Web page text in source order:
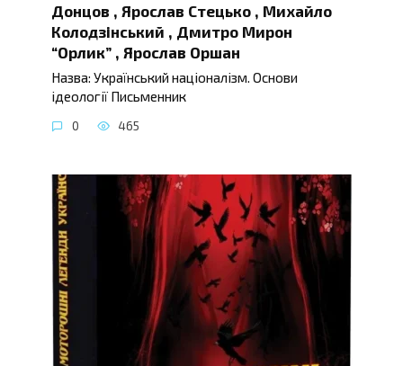
Донцов , Ярослав Стецько , Михайло
Колодзінський , Дмитро Мирон
“Орлик” , Ярослав Оршан
Назва: Український націоналізм. Основи
ідеології Письменник
0 465